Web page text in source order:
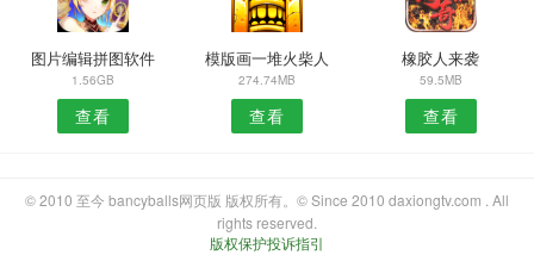
图片编辑拼图软件
1.56GB
查看
模版画一堆火柴人
274.74MB
查看
橡胶人来袭
59.5MB
查看
© 2010 至今 bancyballs网页版 版权所有。© Since 2010 daxiongtv.com . All
rights reserved.
版权保护投诉指引